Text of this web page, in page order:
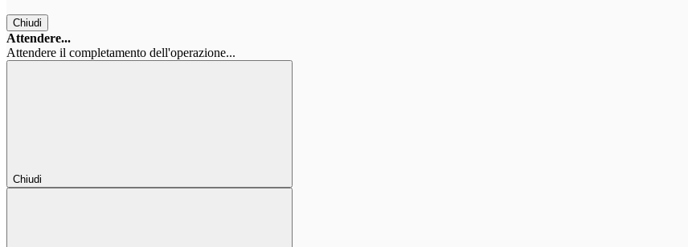
Chiudi
Attendere...
Attendere il completamento dell'operazione...
Chiudi